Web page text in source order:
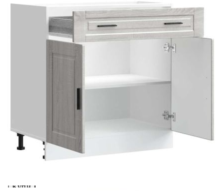
Предоставената таблица е с информационна цел.
Добавете продукта в количката си с бутона "Добави в
количката" и при поръчка ще можете да изберете броя
вноски на кредита.
Предоставената таблица е с информационна цел.
Добавете продукта в количката си с бутона "Добави в
Добавете продукта в количката си с бутона "Добави в
количката" и при поръчка ще можете да изберете броя
Предоставената таблица е с информационна цел.
Добавете продукта в количката си с бутона "Добави в